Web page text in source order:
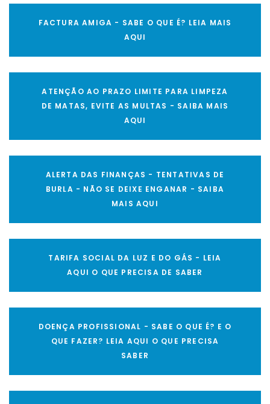
FACTURA AMIGA - SABE O QUE É? LEIA MAIS
AQUI
ATENÇÃO AO PRAZO LIMITE PARA LIMPEZA
DE MATAS, EVITE AS MULTAS - SAIBA MAIS
AQUI
ALERTA DAS FINANÇAS - TENTATIVAS DE
BURLA - NÃO SE DEIXE ENGANAR - SAIBA
MAIS AQUI
TARIFA SOCIAL DA LUZ E DO GÁS - LEIA
AQUI O QUE PRECISA DE SABER
DOENÇA PROFISSIONAL - SABE O QUE É? E O
QUE FAZER? LEIA AQUI O QUE PRECISA
SABER